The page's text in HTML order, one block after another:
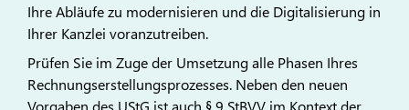
Ihre Abläufe zu modernisieren und die Digitalisierung in
Ihrer Kanzlei voranzutreiben.
Prüfen Sie im Zuge der Umsetzung alle Phasen Ihres
Rechnungserstellungsprozesses. Neben den neuen
Vorgaben des UStG ist auch § 9 StBVV im Kontext der